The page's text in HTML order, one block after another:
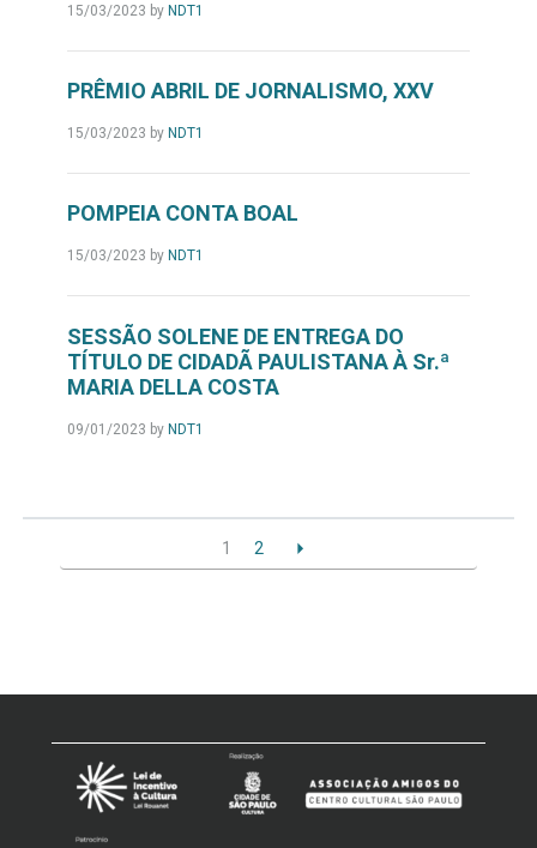
15/03/2023 by NDT1
PRÊMIO ABRIL DE JORNALISMO, XXV
15/03/2023 by NDT1
POMPEIA CONTA BOAL
15/03/2023 by NDT1
SESSÃO SOLENE DE ENTREGA DO
TÍTULO DE CIDADÃ PAULISTANA À Sr.ª
MARIA DELLA COSTA
09/01/2023 by NDT1
1 2